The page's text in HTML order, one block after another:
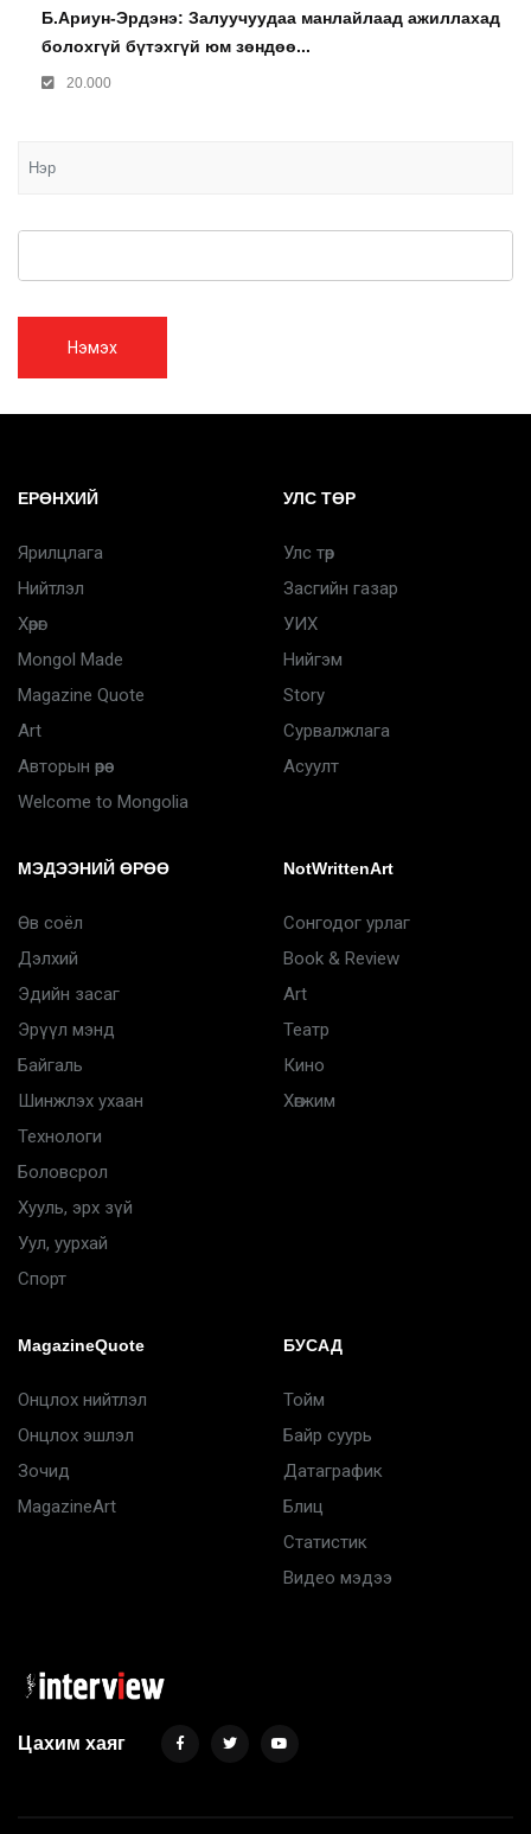
Б.Ариун-Эрдэнэ: Залуучуудаа манлайлаад ажиллахад
болохгүй бүтэхгүй юм зөндөө...
20.000
Нэмэх
ЕРӨНХИЙ
Ярилцлага
Нийтлэл
Хөрөг
Mongol Made
Magazine Quote
Art
Авторын өрөө
Welcome to Mongolia
УЛС ТӨР
Улс төр
Засгийн газар
УИХ
Нийгэм
Story
Сурвалжлага
Асуулт
МЭДЭЭНИЙ ӨРӨӨ
Өв соёл
Дэлхий
Эдийн засаг
Эрүүл мэнд
Байгаль
Шинжлэх ухаан
Технологи
Боловсрол
Хууль, эрх зүй
Уул, уурхай
Спорт
NotWrittenArt
Сонгодог урлаг
Book & Review
Art
Театр
Кино
Хөгжим
MagazineQuote
Онцлох нийтлэл
Онцлох эшлэл
Зочид
MagazineArt
БУСАД
Тойм
Байр суурь
Датаграфик
Блиц
Статистик
Видео мэдээ
Цахим хаяг